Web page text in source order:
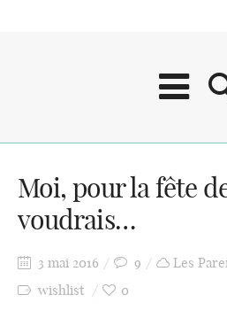
Moi, pour la fête
voudrais…
3 mai 2016 9 Les
wishlist
0